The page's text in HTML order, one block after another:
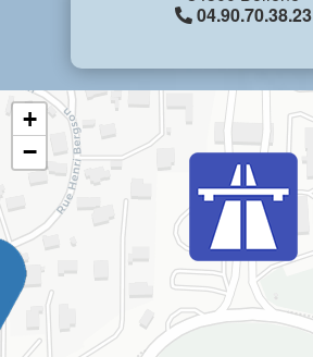
04.90.70.38.23
+
−